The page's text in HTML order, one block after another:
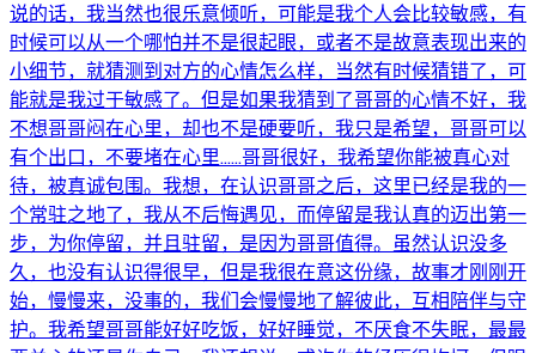
说的话，我当然也很乐意倾听，可能是我个人会比较敏感，有
时候可以从一个哪怕并不是很起眼，或者不是故意表现出来的
小细节，就猜测到对方的心情怎么样，当然有时候猜错了，可
能就是我过于敏感了。但是如果我猜到了哥哥的心情不好，我
不想哥哥闷在心里，却也不是硬要听，我只是希望，哥哥可以
有个出口，不要堵在心里……哥哥很好，我希望你能被真心对
待，被真诚包围。我想，在认识哥哥之后，这里已经是我的一
个常驻之地了，我从不后悔遇见，而停留是我认真的迈出第一
步，为你停留，并且驻留，是因为哥哥值得。虽然认识没多
久，也没有认识得很早，但是我很在意这份缘，故事才刚刚开
始，慢慢来，没事的，我们会慢慢地了解彼此，互相陪伴与守
护。我希望哥哥能好好吃饭，好好睡觉，不厌食不失眠，最最